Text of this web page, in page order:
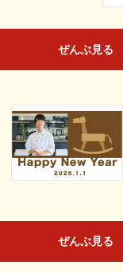
ぜんぶ見る
ぜんぶ見る